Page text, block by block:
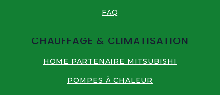
FAQ
CHAUFFAGE & CLIMATISATION
HOME PARTENAIRE MITSUBISHI
POMPES À CHALEUR